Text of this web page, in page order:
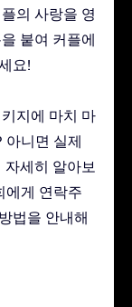
의 사랑을 영
붙여 커플에
요!
지에 마치 마
아니면 실제
세히 알아보
에게 연락주
법을 안내해